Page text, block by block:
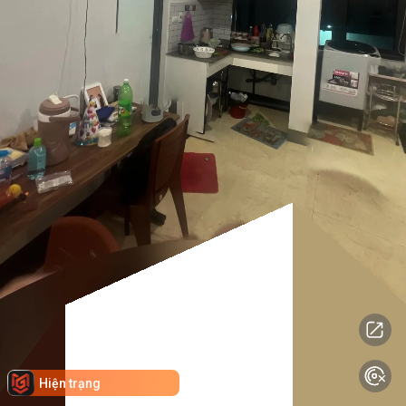
Hiện trạng